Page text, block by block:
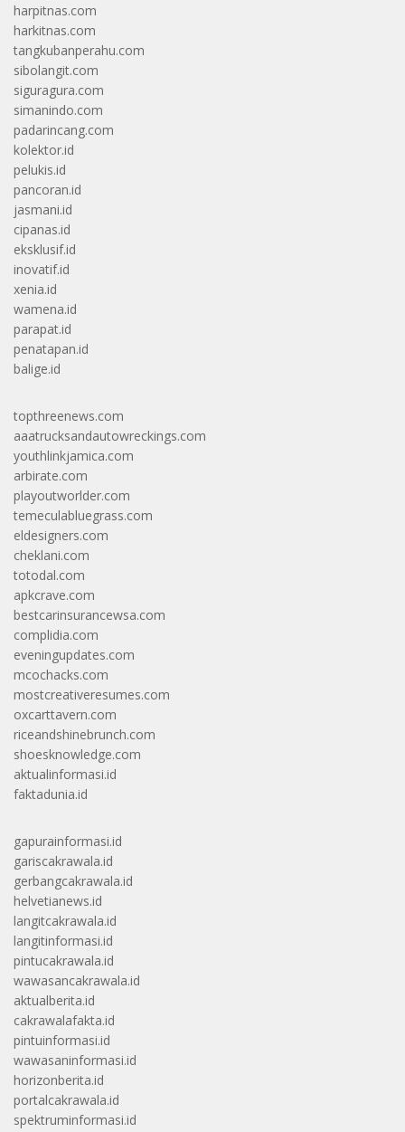
harpitnas.com
harkitnas.com
tangkubanperahu.com
sibolangit.com
siguragura.com
simanindo.com
padarincang.com
kolektor.id
pelukis.id
pancoran.id
jasmani.id
cipanas.id
eksklusif.id
inovatif.id
xenia.id
wamena.id
parapat.id
penatapan.id
balige.id
topthreenews.com
aaatrucksandautowreckings.com
youthlinkjamica.com
arbirate.com
playoutworlder.com
temeculabluegrass.com
eldesigners.com
cheklani.com
totodal.com
apkcrave.com
bestcarinsurancewsa.com
complidia.com
eveningupdates.com
mcochacks.com
mostcreativeresumes.com
oxcarttavern.com
riceandshinebrunch.com
shoesknowledge.com
aktualinformasi.id
faktadunia.id
gapurainformasi.id
gariscakrawala.id
gerbangcakrawala.id
helvetianews.id
langitcakrawala.id
langitinformasi.id
pintucakrawala.id
wawasancakrawala.id
aktualberita.id
cakrawalafakta.id
pintuinformasi.id
wawasaninformasi.id
horizonberita.id
portalcakrawala.id
spektruminformasi.id